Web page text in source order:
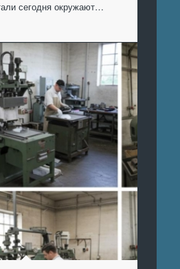
сегодня окружают…